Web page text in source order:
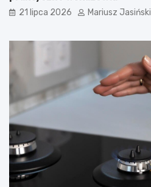
21 lipca 2026 Mariusz Jasiński